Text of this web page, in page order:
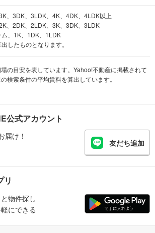
、3DK、3LDK、4K、4DK、4LDK以上
、2DK、2LDK、3K、3DK、3LDK
、1K、1DK、1LDK
したものとなります。
の目安を表しています。Yahoo!不動産に掲載されて
検索条件の平均賃料を算出しています。
公式アカウント
届け！
友だち追加
リ
物件探し
にできる